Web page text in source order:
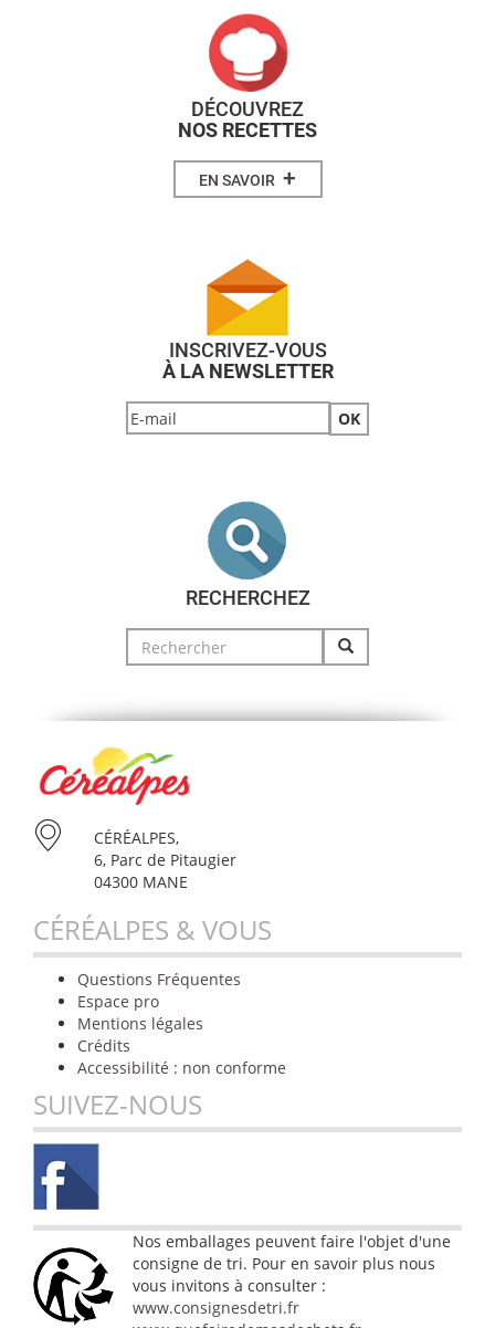
DÉCOUVREZ
NOS RECETTES
EN SAVOIR +
INSCRIVEZ-VOUS
À LA NEWSLETTER
RECHERCHEZ
Search
for:
CÉRÉALPES,
6, Parc de Pitaugier
04300 MANE
CÉRÉALPES & VOUS
Questions Fréquentes
Espace pro
Mentions légales
Crédits
Accessibilité : non conforme
SUIVEZ-NOUS
Nos emballages peuvent faire l'objet d'une
consigne de tri. Pour en savoir plus nous
vous invitons à consulter :
www.consignesdetri.fr